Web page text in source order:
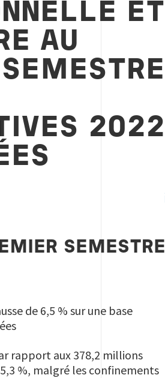
ET
AU
2022
SEMESTRE
de 6,5 % sur une base
rapport aux 378,2 millions
%, malgré les confinements